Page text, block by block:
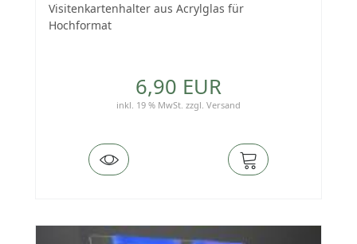
Visitenkartenhalter aus Acrylglas für
Hochformat
6,90 EUR
inkl. 19 % MwSt. zzgl. Versand